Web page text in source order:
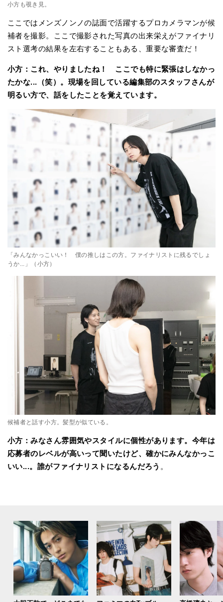
小方も覗き見。
ここではメンズノンノの誌面で活躍するプロカメラマンが候
補者を撮影。ここで撮影された写真の出来栄えがファイナリ
スト選考の結果を左右することもある、重要な審査だ！
小方：これ、やりましたね！ ここでも特に緊張はしなかっ
たかな...（笑）。現場を回している編集部のスタッフさんが
明るい方で、話をしたことを覚えています。
「みんなかっこいい！ 僕の推しはこの方。ファイナリストに残るでしょ
うか...」（小方）
候補者と話す小方。髪型が似ている。
小方：みなさん雰囲気やスタイルに個性があります。今年は
応募者のレベルが高いって聞いたけど、確かにみんなかっこ
いい...。誰がファイナリストになるんだろう 。